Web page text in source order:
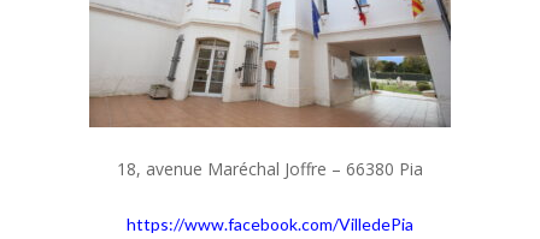
18, avenue Maréchal Joffre – 66380 Pia
https://www.facebook.com/VilledePia